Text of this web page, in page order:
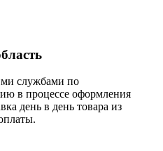
службами по
в процессе оформления
день в день товара из